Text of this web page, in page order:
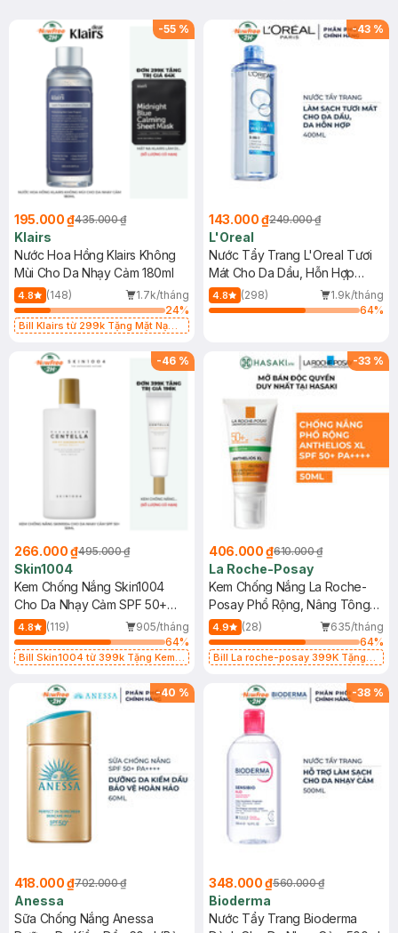
-55 %
195.000 ₫435.000 ₫
Klairs
Nước Hoa Hồng Klairs Không
Mùi Cho Da Nhạy Cảm 180ml
4.8 (148)
1.7k/tháng
24%
Bill Klairs từ 299k Tặng Mặt Nạ
25ml (SL Có Hạn)
-43 %
143.000 ₫249.000 ₫
L'Oreal
Nước Tẩy Trang L'Oreal Tươi
Mát Cho Da Dầu, Hỗn Hợp
400ml
4.8 (298)
1.9k/tháng
64%
-46 %
266.000 ₫495.000 ₫
Skin1004
Kem Chống Nắng Skin1004
Cho Da Nhạy Cảm SPF 50+
50ml
4.8 (119)
905/tháng
64%
Bill Skin1004 từ 399k Tặng Kem
SPF 50+ 20ml (SL Có Hạn)
-33 %
406.000 ₫610.000 ₫
La Roche-Posay
Kem Chống Nắng La Roche-
Posay Phổ Rộng, Nâng Tông
Kiềm Dầu 50ml
4.9 (28)
635/tháng
64%
Bill La roche-posay 399K Tặng
(SL có hạn)
-40 %
418.000 ₫702.000 ₫
Anessa
Sữa Chống Nắng Anessa
-38 %
348.000 ₫560.000 ₫
Bioderma
Nước Tẩy Trang Bioderma